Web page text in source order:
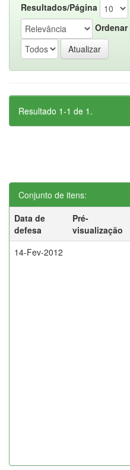
Resultados/Página
Ordenar
Resultado 1-1 de 1.
Conjunto de itens:
Data de
defesa
Pré-
visualização
14-Fev-2012